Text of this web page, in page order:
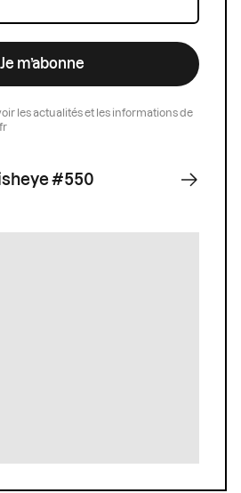
Je m’abonne
les actualités et les informations de
#550